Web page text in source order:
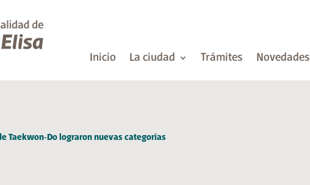
Inicio La ciudad Trámites Novedades
Taekwon-Do lograron nuevas categorías